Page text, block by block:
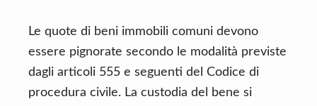
Le quote di beni immobili comuni devono
essere pignorate secondo le modalità previste
dagli articoli 555 e seguenti del Codice di
procedura civile. La custodia del bene si